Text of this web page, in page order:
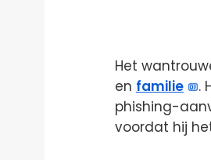
Het
en familie
.
phishing-
voordat hij